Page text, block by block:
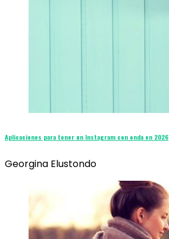
Aplicaciones para tener un Instagram con onda en 2026
Georgina Elustondo